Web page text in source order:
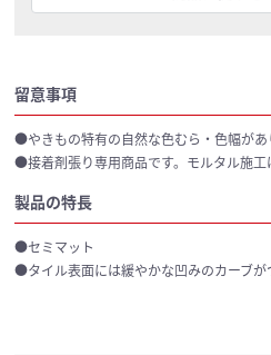
留意事項
●やきもの特有の自然な色むら・色幅があ
●接着剤張り専用商品です。モルタル施工
製品の特長
●セミマット
●タイル表面には緩やかな凹みのカーブが